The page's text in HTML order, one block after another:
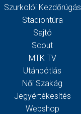
Szurkolói Kezdőrúgás
Stadiontúra
Sajtó
Scout
MTK TV
Utánpótlás
Női Szakág
Jegyértékesítés
Webshop